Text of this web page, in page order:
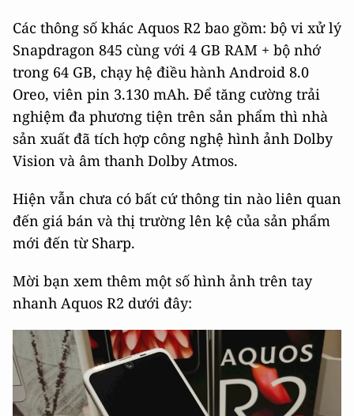
Các thông số khác Aquos R2 bao gồm: bộ vi xử lý
Snapdragon 845 cùng với 4 GB RAM + bộ nhớ
trong 64 GB, chạy hệ điều hành Android 8.0
Oreo, viên pin 3.130 mAh. Để tăng cường trải
nghiệm đa phương tiện trên sản phẩm thì nhà
sản xuất đã tích hợp công nghệ hình ảnh Dolby
Vision và âm thanh Dolby Atmos.
Hiện vẫn chưa có bất cứ thông tin nào liên quan
đến giá bán và thị trường lên kệ của sản phẩm
mới đến từ Sharp.
Mời bạn xem thêm một số hình ảnh trên tay
nhanh Aquos R2 dưới đây: